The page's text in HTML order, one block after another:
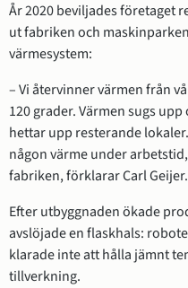
År 2020 beviljades företaget
ut fabriken och
värmesystem:
– Vi återvinner värmen från
120 grader. Värmen sugs
hettar upp resterande
någon värme under
fabriken, förklarar Carl Geijer.
Efter utbyggnaden ökade
avslöjade en flaskhals:
klarade inte att hålla jämnt
tillverkning.